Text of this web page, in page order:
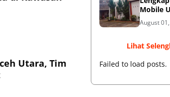
Utara, Tim
Mobile
Agustus
August
Lihat
Failed to load posts.